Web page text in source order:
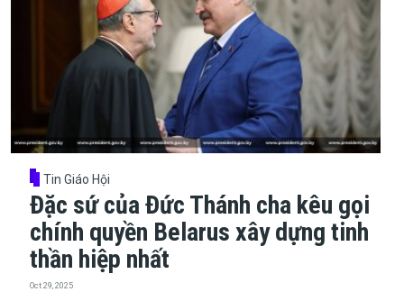
Tin Giáo Hội
Đặc sứ của Đức Thánh cha kêu gọi
chính quyền Belarus xây dựng tinh
thần hiệp nhất
Oct 29, 2025